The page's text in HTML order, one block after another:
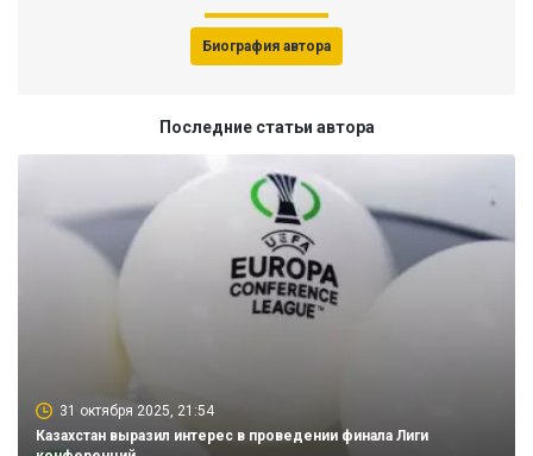
Биография автора
Последние статьи автора
31 октября 2025, 21:54
Казахстан выразил интерес в проведении финала Лиги